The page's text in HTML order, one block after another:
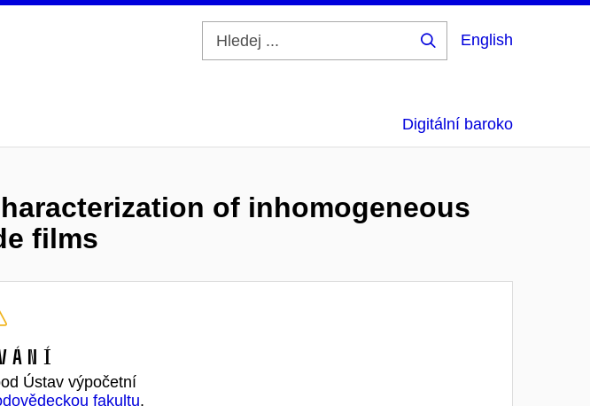
English
Digitální baroko
of inhomogeneous
films
Ústav výpočetní
fakultu.